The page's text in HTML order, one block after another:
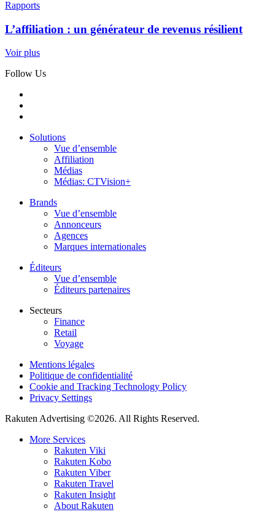
Rapports
L’affiliation : un générateur de revenus résilient
Voir plus
Follow Us
Solutions
Vue d’ensemble
Affiliation
Médias
Médias: CTVision+
Brands
Vue d’ensemble
Annonceurs
Agences
Marques internationales
Éditeurs
Vue d’ensemble
Éditeurs partenaires
Secteurs
Finance
Retail
Voyage
Mentions légales
Politique de confidentialité
Cookie and Tracking Technology Policy
Privacy Settings
Rakuten Advertising ©2026. All Rights Reserved.
More Services
Rakuten Viki
Rakuten Kobo
Rakuten Viber
Rakuten Travel
Rakuten Insight
About Rakuten